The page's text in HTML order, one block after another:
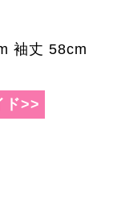
袖丈 58cm
ド>>